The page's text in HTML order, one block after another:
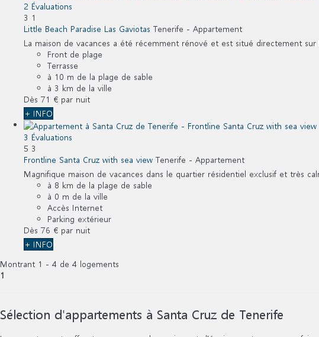
2 Évaluations
3 1
Little Beach Paradise Las Gaviotas Tenerife - Appartement
La maison de vacances a été récemment rénové et est situé directement sur
Front de plage
Terrasse
à 10 m de la plage de sable
à 3 km de la ville
Dès 71 € par nuit
+ INFO
3 Évaluations
5 3
Frontline Santa Cruz with sea view Tenerife - Appartement
Magnifique maison de vacances dans le quartier résidentiel exclusif et très
à 8 km de la plage de sable
à 0 m de la ville
Accès Internet
Parking extérieur
Dès 76 € par nuit
+ INFO
Montrant 1 - 4 de 4 logements
1
Sélection d'appartements à Santa Cruz de Tenerife